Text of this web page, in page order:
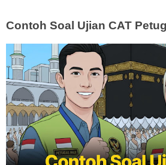
Contoh Soal Ujian CAT